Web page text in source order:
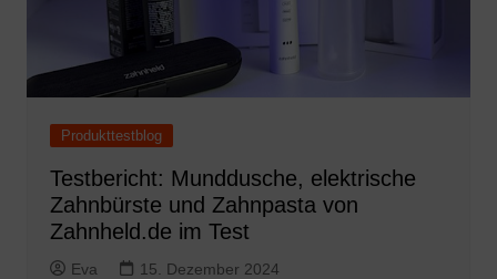
Produkttestblog
Testbericht: Munddusche, elektrische
Zahnbürste und Zahnpasta von
Zahnheld.de im Test
Eva 15. Dezember 2024